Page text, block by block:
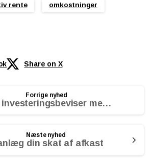
rente omkostninger
Share on X
Forrige nyhed
Sælg investeringsbeviser med negativt afkast
Næste nyhed
din skat af afkast